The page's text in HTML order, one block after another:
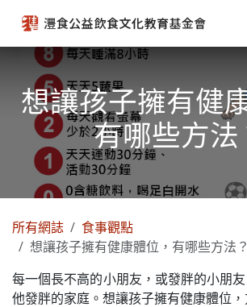
想讓孩子擁有健
有哪些方法
所有網誌
食事觀點
想讓孩子擁有健康體位，有哪些方法？
每一個長不高的小朋友，或發胖的小朋
他發胖的家庭。想讓孩子擁有健康體位，